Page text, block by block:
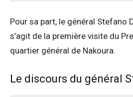
Pour sa part, le général Stefano
s’agit de la première visite du
quartier général de Nakoura.
Le discours du général